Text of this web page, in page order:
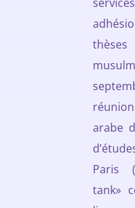
arabe
Paris
tank»